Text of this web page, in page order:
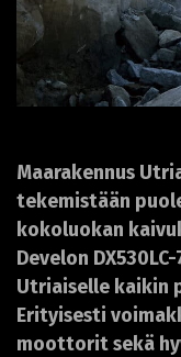
Maarakennus
tekemistään
kokoluokan
Develon
Utriaiselle kaikin
Erityisesti
moottorit sekä